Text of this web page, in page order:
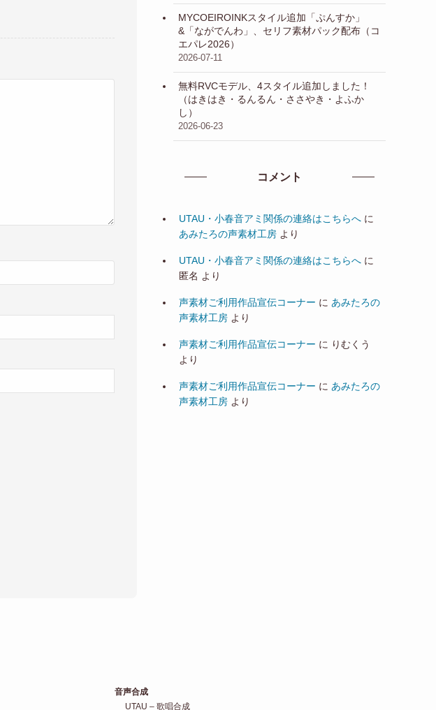
MYCOEIROINKスタイル追加「ぷんすか」
&「ながでんわ」、セリフ素材パック配布（コ
エパレ2026）
2026-07-11
無料RVCモデル、4スタイル追加しました！
（はきはき・るんるん・ささやき・よふか
し）
2026-06-23
コメント
UTAU・小春音アミ関係の連絡はこちらへ に
あみたろの声素材工房 より
UTAU・小春音アミ関係の連絡はこちらへ に
匿名 より
声素材ご利用作品宣伝コーナー に あみたろの
声素材工房 より
声素材ご利用作品宣伝コーナー に りむくう
より
声素材ご利用作品宣伝コーナー に あみたろの
声素材工房 より
音声合成
UTAU – 歌唱合成